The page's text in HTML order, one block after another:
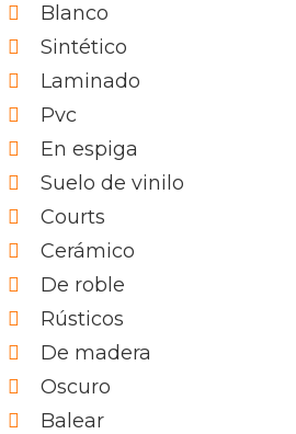
Blanco
Sintético
Laminado
Pvc
En espiga
Suelo de vinilo
Courts
Cerámico
De roble
Rústicos
De madera
Oscuro
Balear